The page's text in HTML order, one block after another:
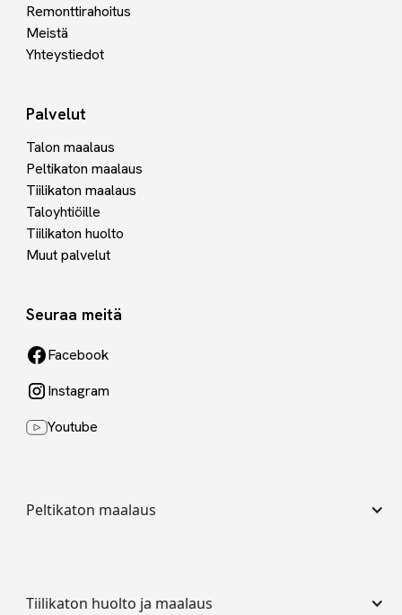
Remonttirahoitus
Meistä
Yhteystiedot
Palvelut
Talon maalaus
Peltikaton maalaus
Tiilikaton maalaus
Taloyhtiöille
Tiilikaton huolto
Muut palvelut
Seuraa meitä
Facebook
Instagram
Youtube
Peltikaton maalaus
Tiilikaton huolto ja maalaus